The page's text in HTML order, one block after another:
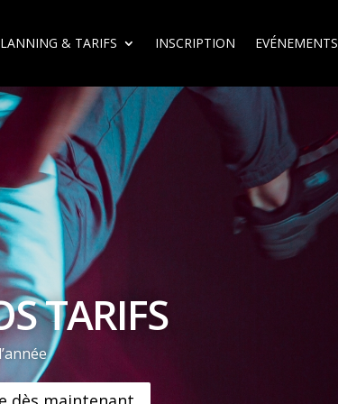
& TARIFS INSCRIPTION EVÉNEMENTS
TARIFS